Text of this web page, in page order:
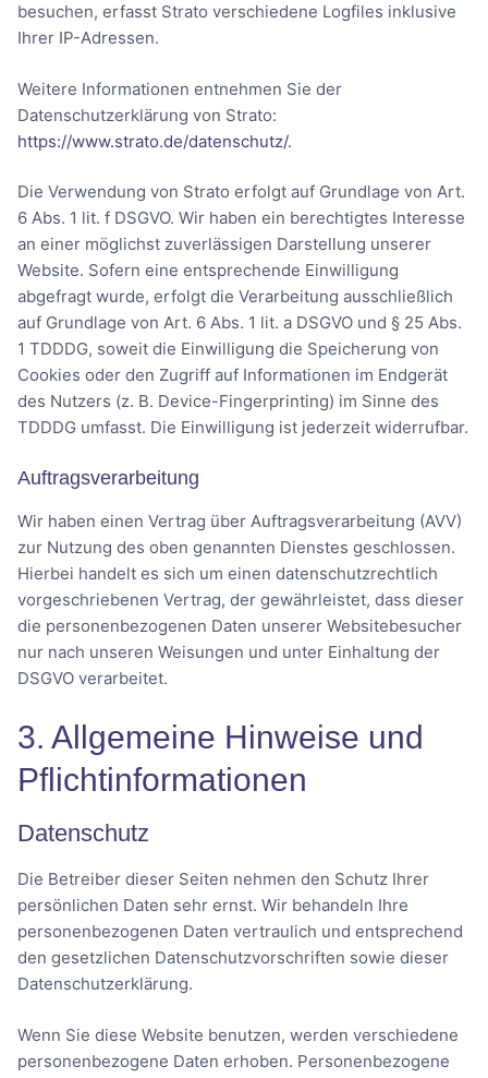
besuchen, erfasst Strato verschiedene Logfiles inklusive
Ihrer IP-Adressen.
Weitere Informationen entnehmen Sie der
Datenschutzerklärung von Strato:
https://www.strato.de/datenschutz/.
Die Verwendung von Strato erfolgt auf Grundlage von Art.
6 Abs. 1 lit. f DSGVO. Wir haben ein berechtigtes Interesse
an einer möglichst zuverlässigen Darstellung unserer
Website. Sofern eine entsprechende Einwilligung
abgefragt wurde, erfolgt die Verarbeitung ausschließlich
auf Grundlage von Art. 6 Abs. 1 lit. a DSGVO und § 25 Abs.
1 TDDDG, soweit die Einwilligung die Speicherung von
Cookies oder den Zugriff auf Informationen im Endgerät
des Nutzers (z. B. Device-Fingerprinting) im Sinne des
TDDDG umfasst. Die Einwilligung ist jederzeit widerrufbar.
Auftragsverarbeitung
Wir haben einen Vertrag über Auftragsverarbeitung (AVV)
zur Nutzung des oben genannten Dienstes geschlossen.
Hierbei handelt es sich um einen datenschutzrechtlich
vorgeschriebenen Vertrag, der gewährleistet, dass dieser
die personenbezogenen Daten unserer Websitebesucher
nur nach unseren Weisungen und unter Einhaltung der
DSGVO verarbeitet.
3. Allgemeine Hinweise und
Pflicht­informationen
Datenschutz
Die Betreiber dieser Seiten nehmen den Schutz Ihrer
persönlichen Daten sehr ernst. Wir behandeln Ihre
personenbezogenen Daten vertraulich und entsprechend
den gesetzlichen Datenschutzvorschriften sowie dieser
Datenschutzerklärung.
Wenn Sie diese Website benutzen, werden verschiedene
personenbezogene Daten erhoben. Personenbezogene